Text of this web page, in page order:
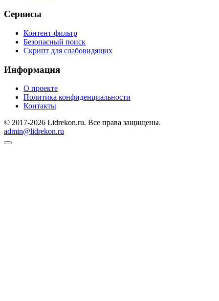
Сервисы
Контент-фильтр
Безопасный поиск
Скрипт для слабовидящих
Информация
О проекте
Политика конфиденциальности
Контакты
© 2017-2026 Lidrekon.ru. Все права защищены.
admin@lidrekon.ru